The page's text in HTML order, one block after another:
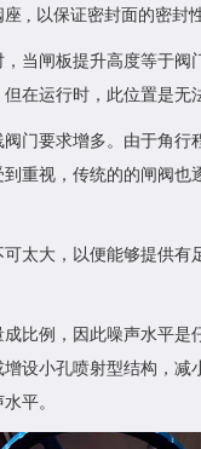
, 以保证密封面的密封性
当闸板提升高度等于阀
在运行时，此位置是无
阀门要求增多。由于角行
重视，传统的的闸阀也
太大，以便能够提供有
成比例，因此噪声水平是
设小孔喷射型结构，减
平。